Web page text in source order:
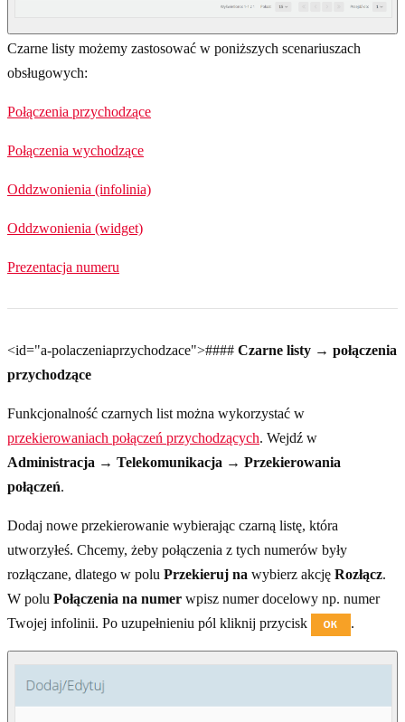
Czarne listy możemy zastosować w poniższych scenariuszach
obsługowych:
Połączenia przychodzące
Połączenia wychodzące
Oddzwonienia (infolinia)
Oddzwonienia (widget)
Prezentacja numeru
<id="a-polaczeniaprzychodzace">#### Czarne listy → połączenia
przychodzące
Funkcjonalność czarnych list można wykorzystać w
przekierowaniach połączeń przychodzących. Wejdź w
Administracja → Telekomunikacja → Przekierowania
połączeń.
Dodaj nowe przekierowanie wybierając czarną listę, która
utworzyłeś. Chcemy, żeby połączenia z tych numerów były
rozłączane, dlatego w polu Przekieruj na wybierz akcję Rozłącz.
W polu Połączenia na numer wpisz numer docelowy np. numer
Twojej infolinii. Po uzupełnieniu pól kliknij przycisk
.